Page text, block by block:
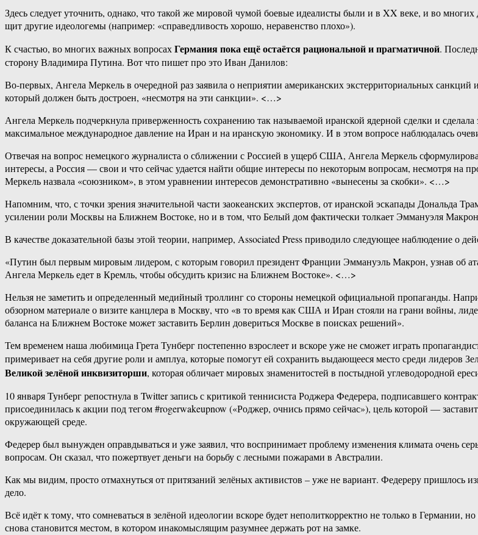
Здесь следует уточнить, однако, что такой же мировой чумой боевые идеалисты были и в XX веке, и во
щит другие идеологемы (например: «справедливость хорошо, неравенство плохо»).
К счастью, во многих важных вопросахГермания пока ещё остаётся рациональной и прагматичной.
сторону Владимира Путина. Вот что пишет про это Иван Данилов:
Во-первых, Ангела Меркель в очередной раз заявила о неприятии американских экстерриториальных
который должен быть достроен, «несмотря на эти санкции». <…>
Ангела Меркель подчеркнула приверженность сохранению так называемой иранской ядерной сделки и
максимальное международное давление на Иран и на иранскую экономику. И в этом вопросе наблюдалась
Отвечая на вопрос немецкого журналиста о сближении с Россией в ущерб США, Ангела Меркель
интересы, а Россия — свои и что сейчас удается найти общие интересы по некоторым вопросам, несмотря
Меркель назвала «союзником», в этом уравнении интересов демонстративно «вынесены за скобки». <…>
Напомним, что, с точки зрения значительной части заокеанских экспертов, от иранской эскапады Дональда
усилении роли Москвы на Ближнем Востоке, но и в том, что Белый дом фактически толкает Эммануэля
В качестве доказательной базы этой теории, например, Associated Press приводило следующее наблюдение о
«Путин был первым мировым лидером, с которым говорил президент Франции Эммануэль Макрон, узнав об
Ангела Меркель едет в Кремль, чтобы обсудить кризис на Ближнем Востоке». <…>
Нельзя не заметить и определенный медийный троллинг со стороны немецкой официальной пропаганды.
обзорном материале о визите канцлера в Москву, что «в то время как США и Иран стояли на грани войны,
баланса на Ближнем Востоке может заставить Берлин довериться Москве в поисках решений».
Тем временем наша любимица Грета Тунберг постепенно взрослеет и вскоре уже не сможет играть
примеривает на себя другие роли и амплуа, которые помогут ей сохранить выдающееся место среди лидеров
Великой зелёной инквизиторши, которая обличает мировых знаменитостей в постыдной углеводородной
10 января Тунберг репостнула в Twitter запись с критикой теннисиста Роджера Федерера, подписавшего
присоединилась к акции под тегом #rogerwakeupnow («Роджер, очнись прямо сейчас»), цель которой —
окружающей среде.
Федерер был вынужден оправдываться и уже заявил, что воспринимает проблему изменения климата очень
вопросам. Он сказал, что пожертвует деньги на борьбу с лесными пожарами в Австралии.
Как мы видим, просто отмахнуться от притязаний зелёных активистов – уже не вариант. Федереру пришлось
дело.
Всё идёт к тому, что сомневаться в зелёной идеологии вскоре будет неполиткорректно не только в Германии,
снова становится местом, в котором инакомыслящим разумнее держать рот на замке.